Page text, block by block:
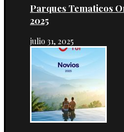
Parques Tematicos
2025
julio 31, 2025